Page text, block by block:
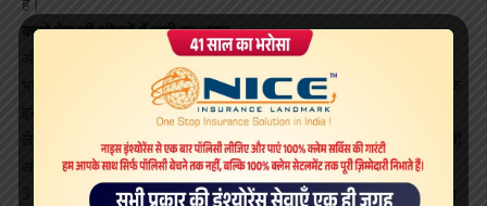
कच्चे तेल की कीमतों में कमी का असर
अंतरराष्ट्रीय बाजार में पिछले दिनों कच्चे तेल के दाम में आई गिरावट के बाद
भारतीय तेल कंपनियों ने पेट्रोल और डीजल की कीमतों में कटौती की है। हालांकि
इस सप्ताह अंतरराष्ट्रीय वायदा कारोबार में तेल का भाव सीमित दायरे में रहा,
लेकिन पिछले 15 दिनों में कच्चे तेल के दाम में करीब 6 डॉलर प्रति बैरल की कमी
आई है।
3 अक्टूबर को आईसीई पर ब्रेंट क्रूड 86 डॉलर प्रति बैरल से ऊपर चला गया